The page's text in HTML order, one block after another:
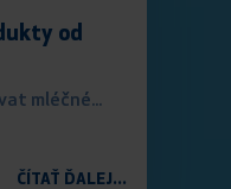
od
mléčné...
ČÍTAŤ ĎALEJ...